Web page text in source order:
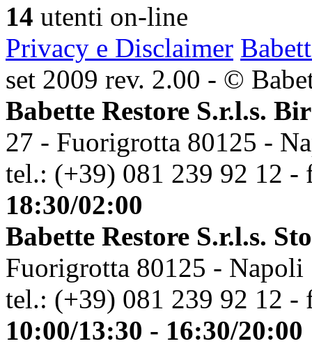
14 utenti on-line
Privacy e Disclaimer
set 2009 rev. 2.00 - ©
Babette Restore S.r.l.s.
27 - Fuorigrotta 80125 -
tel.: (+39) 081 239 92 12 -
18:30/02:00
Babette Restore S.r.l.s.
Fuorigrotta 80125 - Napoli
tel.: (+39) 081 239 92 12 -
10:00/13:30 - 16:30/20:00